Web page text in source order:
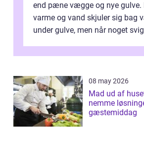
end pæne vægge og nye gulve.
varme og vand skjuler sig bag
under gulve, men når noget
08 may 2026
Mad ud af
nemme
gæstemiddag